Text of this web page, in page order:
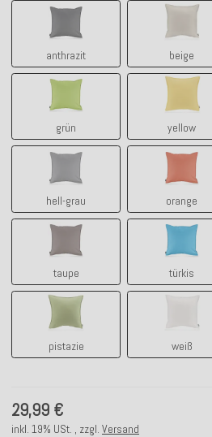
anthrazit
anthrazit
beige
beige
grün
grün
yellow
yellow
hell-grau
hell-grau
orange
orange
taupe
taupe
türkis
türkis
pistazie
pistazie
weiß
weiß
29,99 €
inkl. 19% USt. , zzgl. Versand